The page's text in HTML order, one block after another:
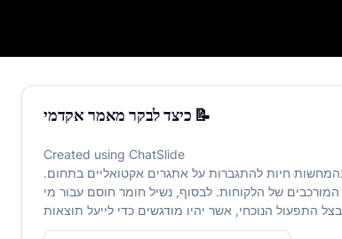
כיצד לבקר מאמר אקדמי 📝
כיצד לבקר מאמר אקדמי 📝
Created using ChatSlide
חיות להתגברות על אתגרים אקטואליים בתחום.
של הלקוחות. לבסוף, נשיל חומר חוסם עבור מי